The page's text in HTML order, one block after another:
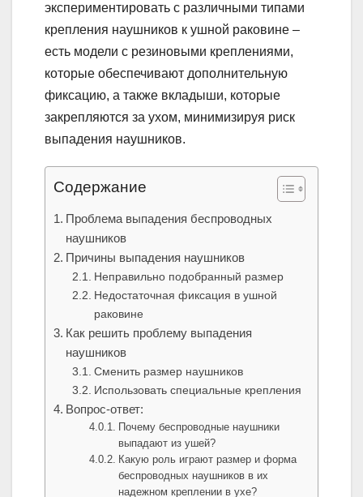
экспериментировать с различными типами
крепления наушников к ушной раковине –
есть модели с резиновыми креплениями,
которые обеспечивают дополнительную
фиксацию, а также вкладыши, которые
закрепляются за ухом, минимизируя риск
выпадения наушников.
Содержание
Проблема выпадения беспроводных
наушников
Причины выпадения наушников
Неправильно подобранный размер
Недостаточная фиксация в ушной
раковине
Как решить проблему выпадения
наушников
Сменить размер наушников
Использовать специальные крепления
Вопрос-ответ:
Почему беспроводные наушники
выпадают из ушей?
Какую роль играют размер и форма
беспроводных наушников в их
надежном креплении в ухе?